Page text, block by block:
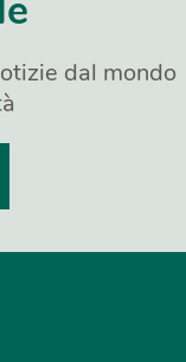
dal mondo